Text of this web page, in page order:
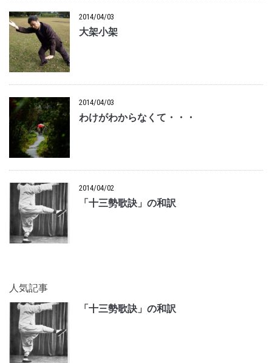
2014/04/03
大架小架
2014/04/03
わけがわからなくて・・・
2014/04/02
「十三勢歌訣」の和訳
人気記事
「十三勢歌訣」の和訳